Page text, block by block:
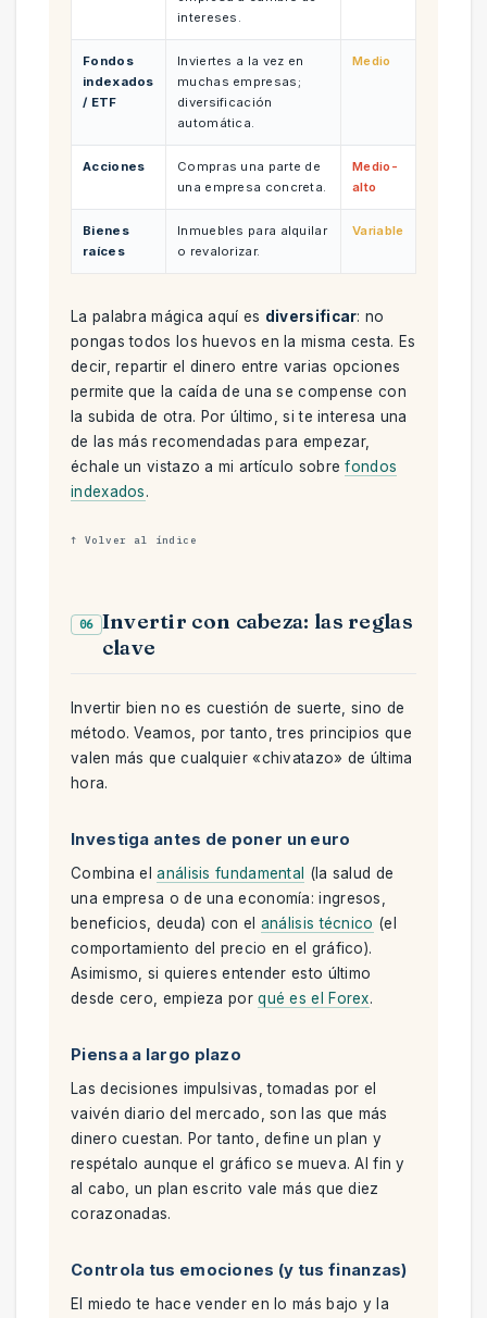
intereses.
Fondos
indexados
/ ETF
Inviertes a la vez en
muchas empresas;
diversificación
automática.
Medio
Acciones
Compras una parte de
una empresa concreta.
Medio-
alto
Bienes
raíces
Inmuebles para alquilar
o revalorizar.
Variable
La palabra mágica aquí es diversificar: no
pongas todos los huevos en la misma cesta. Es
decir, repartir el dinero entre varias opciones
permite que la caída de una se compense con
la subida de otra. Por último, si te interesa una
de las más recomendadas para empezar,
échale un vistazo a mi artículo sobrefondos
indexados.
↑ Volver al índice
06 Invertir con cabeza: las reglas
clave
Invertir bien no es cuestión de suerte, sino de
método. Veamos, por tanto, tres principios que
valen más que cualquier «chivatazo» de última
hora.
Investiga antes de poner un euro
Combina elanálisis fundamental
(la salud de
una empresa o de una economía: ingresos,
beneficios, deuda) con el análisis técnico (el
comportamiento del precio en el gráfico).
Asimismo, si quieres entender esto último
desde cero, empieza porqué es el Forex.
Piensa a largo plazo
Las decisiones impulsivas, tomadas por el
vaivén diario del mercado, son las que más
dinero cuestan. Por tanto, define un plan y
respétalo aunque el gráfico se mueva. Al fin y
al cabo, un plan escrito vale más que diez
corazonadas.
Controla tus emociones (y tus finanzas)
El miedo te hace vender en lo más bajo y la